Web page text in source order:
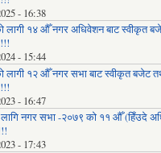
- 16:38
१४ औँ नगर अधिवेशन बाट स्वीकृत
- 15:44
१२ औँ नगर सभा बाट स्वीकृत बजेट
- 16:47
नगर सभा -२०७९ को ११ औँ (हिँउदे
- 17:43